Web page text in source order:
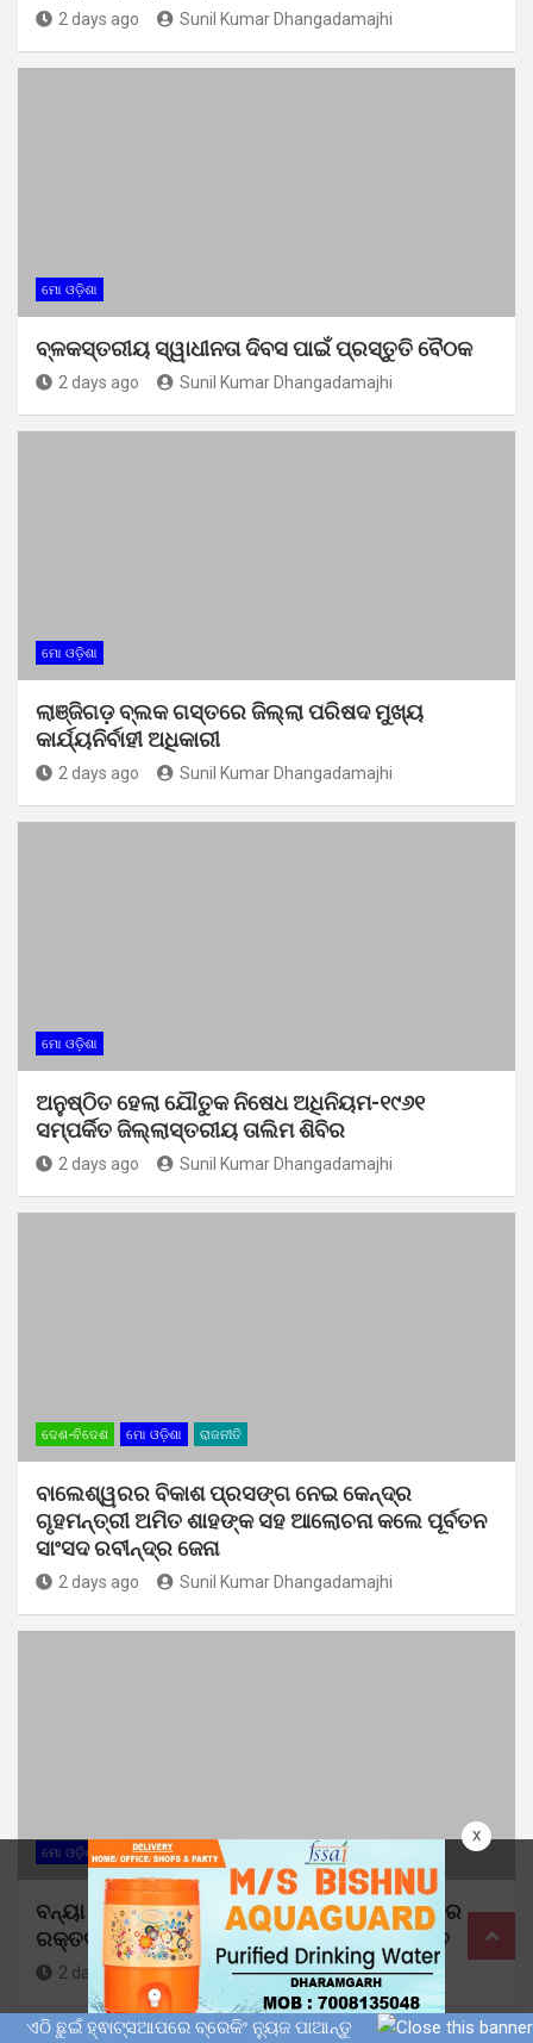
x
2 days ago Sunil Kumar Dhangadamajhi
ମୋ ଓଡ଼ିଶା
ବ୍ଳକସ୍ତରୀୟ ସ୍ୱାଧୀନତା ଦିବସ ପାଇଁ ପ୍ରସ୍ତୁତି ବୈଠକ
2 days ago Sunil Kumar Dhangadamajhi
ମୋ ଓଡ଼ିଶା
ଲାଞ୍ଜିଗଡ଼ ବ୍ଲକ ଗସ୍ତରେ ଜିଲ୍ଲା ପରିଷଦ ମୁଖ୍ୟ
କାର୍ଯ୍ୟନିର୍ବାହୀ ଅଧିକାରୀ
2 days ago Sunil Kumar Dhangadamajhi
ମୋ ଓଡ଼ିଶା
ଅନୁଷ୍ଠିତ ହେଲା ଯୌତୁକ ନିଷେଧ ଅଧିନିୟମ-୧୯୬୧
ସମ୍ପର୍କିତ ଜିଲ୍ଲାସ୍ତରୀୟ ତାଲିମ ଶିବିର
2 days ago Sunil Kumar Dhangadamajhi
ଦେଶ-ବିଦେଶ ମୋ ଓଡ଼ିଶା ରାଜନୀତି
ବାଲେଶ୍ୱରର ବିକାଶ ପ୍ରସଙ୍ଗ ନେଇ କେନ୍ଦ୍ର
ଗୃହମନ୍ତ୍ରୀ ଅମିତ ଶାହଙ୍କ ସହ ଆଲୋଚନା କଲେ ପୂର୍ବତନ
ସାଂସଦ ରବୀନ୍ଦ୍ର ଜେନା
2 days ago Sunil Kumar Dhangadamajhi
ମୋ ଓଡ଼ିଶା
ବନ୍ୟା ସମୟରେ ମାନବିକ ପଦକ୍ଷେପ: ଛାତ୍ର ବିଜେଡିର
ରକ୍ତଦାନ ଶିବିରରେ ସଂଗୃହୀତ ହେଲା ୭୧ ୟୁନିଟ୍ ରକ୍ତ
2 days ago Sunil Kumar Dhangadamajhi
ଏଠି ଛୁଇଁ ହ୍ଵାଟ୍ସଆପରେ ବ୍ରେକିଂ ନ୍ୟୁଜ ପାଆନ୍ତୁ